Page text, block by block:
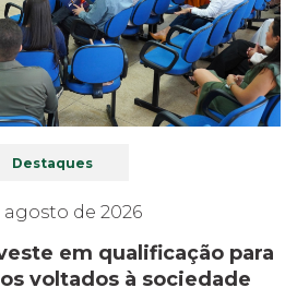
Destaques
agosto de 2026
em qualificação para
voltados à sociedade